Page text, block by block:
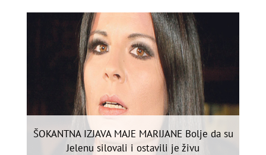
ŠOKANTNA IZJAVA MAJE MARIJANE Bolje da su
Jelenu silovali i ostavili je živu